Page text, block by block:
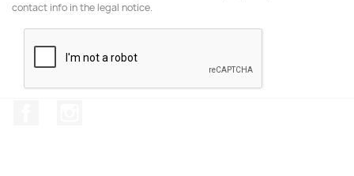
contact info in the legal notice.